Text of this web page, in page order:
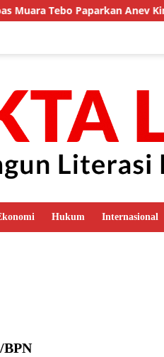
Tebo Paparkan Anev
Hukum Internasional